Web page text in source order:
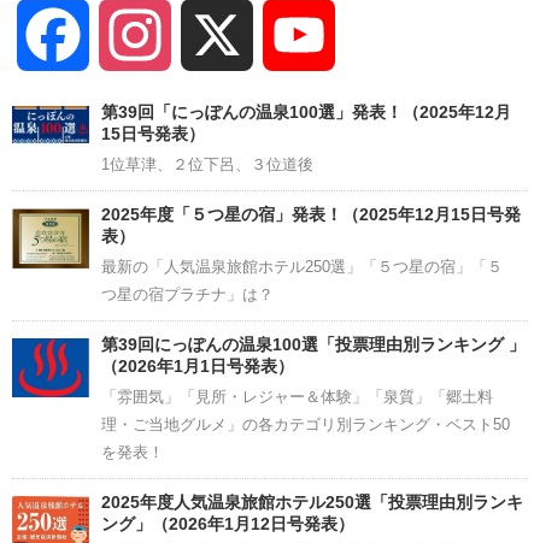
Facebook Instagram
Channel
第39回「にっぽんの温泉100選」発表！（2025年12月
15日号発表）
1位草津、２位下呂、３位道後
2025年度「５つ星の宿」発表！（2025年12月15日号発
表）
最新の「人気温泉旅館ホテル250選」「５つ星の宿」「５
つ星の宿プラチナ」は？
第39回にっぽんの温泉100選「投票理由別ランキング 」
（2026年1月1日号発表）
「雰囲気」「見所・レジャー＆体験」「泉質」「郷土料
理・ご当地グルメ」の各カテゴリ別ランキング・ベスト50
を発表！
2025年度人気温泉旅館ホテル250選「投票理由別ランキ
ング」（2026年1月12日号発表）